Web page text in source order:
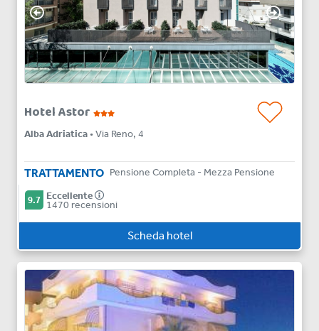
Hotel Astor
Alba Adriatica • Via Reno, 4
TRATTAMENTO Pensione Completa - Mezza Pensione
9.7 Eccellente
1470 recensioni
Scheda hotel